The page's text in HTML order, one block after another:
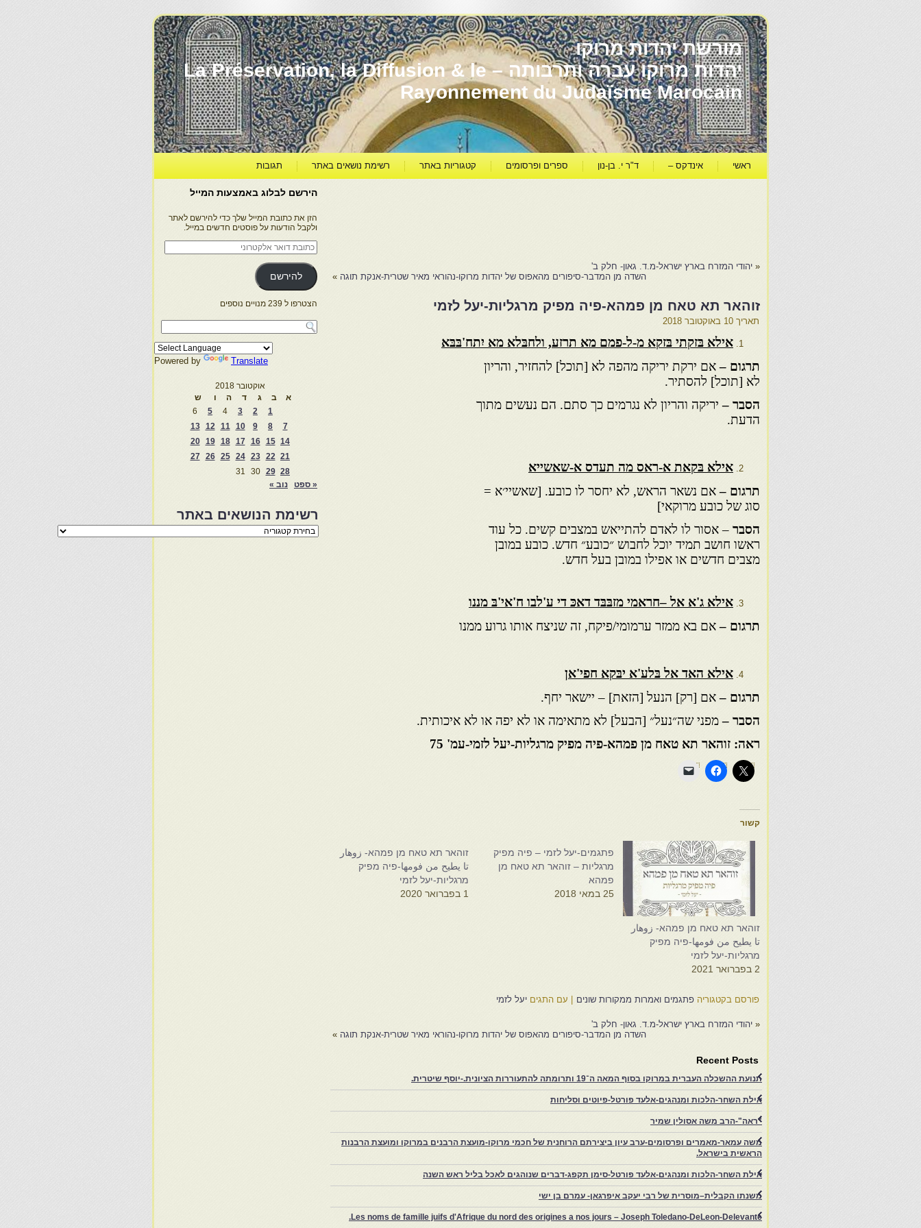
מורשת יהדות מרוקו
יהדות מרוקו עברה ותרבותה – La Préservation, la Diffusion & le
Rayonnement du Judaïsme Marocain
ראשי אינדקס – ד"ר י. בן-נון ספרים ופרסומים קטגוריות באתר רשימת נושאים באתר תגובות
« יהודי המזרח בארץ ישראל-מ.ד. גאון- חלק ב'
השדה מן המדבר-סיפורים מהאפוס של יהדות מרוקו-נהוראי מאיר שטרית-אנקת תוגה »
זוהאר תא טאח מן פמהא-פיה מפיק מרגליות-יעל לזמי
תאריך 10 באוקטובר 2018
אילא בּזקתי בּזקא מ-ל-פמם מא תרזע, ולחבּלא מא יִתח'בּבּא
תרגום –אם ירקת יריקה מהפה לא [תוכל] להחזיר, והריון
לא [תוכל] להסתיר.
הסבר – יריקה והריון לא נגרמים כך סתם. הם נעשים מתוך
הדעת.
אילא בּקאת א-ראס מה תעדס א-שאשייא
תרגום –אם נשאר הראש, לא יחסר לו כובע. [שאשיי׳א =
סוג של כובע מרוקאי]
הסבר – אסור לו לאדם להתייאש במצבים קשים. כל עוד
ראשו חושב תמיד יוכל לחבוש ״כובע״ חדש. כובע במובן
מצבים חדשים או אפילו במובן בעל חדש.
אילא ג'א אל –חראמי מזבּבּד דאכּ די ע'לבו ח'אי'בּ מננו
תרגום –אם בא ממזר ערמומי/פיקח, זה שניצח אותו גרוע ממנו
אילא האד אל בּלע'א יבּקא חפי'אן
תרגום –אם [רק] הנעל [הזאת] – יישאר יחף.
הסבר –מפני שה״נעל״ [הבעל] לא מתאימה או לא יפה או לא איכותית.
ראה: זוהאר תא טאח מן פמהא-פיה מפיק מרגליות-יעל לזמי-עמ' 75
קשור
זוהאר תא טאח מן פמהא- زوهار
تا يطيح من فومها-פיה מפיק
מרגליות-יעל לזמי
2 בפברואר 2021
פתגמים-יעל לזמי – פיה מפיק
מרגליות – זוהאר תא טאח מן
פמהא
25 במאי 2018
זוהאר תא טאח מן פמהא- زوهار
تا يطيح من فومها-פיה מפיק
מרגליות-יעל לזמי
1 בפברואר 2020
פורסם בקטגוריה פתגמים ואמרות ממקורות שונים עם התגים יעל לזמי
« יהודי המזרח בארץ ישראל-מ.ד. גאון- חלק ב'
השדה מן המדבר-סיפורים מהאפוס של יהדות מרוקו-נהוראי מאיר שטרית-אנקת תוגה »
Recent Posts
תנועת ההשכלה העברית במרוקו בסוף המאה ה־19 ותרומתה להתעוררות הציונית.-יוסף שיטרית.
אילת השחר-הלכות ומנהגים-אלעד פורטל-פיוטים וסליחות
"ראה"-הרב משה אסולין שמיר
משה עמאר-מאמרים ופרסומים-ערב עיון ביצירתם הרוחנית של חכמי מרוקו-מועצת הרבנים במרוקו ומועצת הרבנות
הראשית בישראל.
אילת השחר-הלכות ומנהגים-אלעד פורטל-סימן תקפג-דברים שנוהגים לאכל בליל ראש השנה
משנתו הקבלית–מוסרית של רבי יעקב איפרגאן- עמרם בן ישי
Les noms de famille juifs d'Afrique du nord des origines a nos jours – Joseph Toledano-DeLeon-Delevante.
הירשם לבלוג באמצעות המייל
הזן את כתובת המייל שלך כדי להירשם לאתר
ולקבל הודעות על פוסטים חדשים במייל.
כתובת
דואר
אלקטרוני
להירשם
הצטרפו ל 239 מנויים נוספים
Powered by Translate
אוקטובר 2018
א
ב ג ד ה ו
ש
1
2
3
4
5
6
7
8
9
10
11
12
13
14
15
16
17
18
19
20
21
22
23
24
25
26
27
28
29
30
31
« ספט
נוב »
רשימת הנושאים באתר
רשימת
הנושאים